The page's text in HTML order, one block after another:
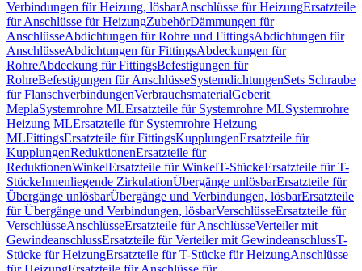
Verbindungen für Heizung, lösbarAnschlüsse für HeizungErsatzteile
für Anschlüsse für HeizungZubehörDämmungen für
AnschlüsseAbdichtungen für Rohre und FittingsAbdichtungen für
AnschlüsseAbdichtungen für FittingsAbdeckungen für
RohreAbdeckung für FittingsBefestigungen für
RohreBefestigungen für AnschlüsseSystemdichtungenSets Schraube
für FlanschverbindungenVerbrauchsmaterialGeberit
MeplaSystemrohre MLErsatzteile für Systemrohre MLSystemrohre
Heizung MLErsatzteile für Systemrohre Heizung
MLFittingsErsatzteile für FittingsKupplungenErsatzteile für
KupplungenReduktionenErsatzteile für
ReduktionenWinkelErsatzteile für WinkelT-StückeErsatzteile für T-
StückeInnenliegende ZirkulationÜbergänge unlösbarErsatzteile für
Übergänge unlösbarÜbergänge und Verbindungen, lösbarErsatzteile
für Übergänge und Verbindungen, lösbarVerschlüsseErsatzteile für
VerschlüsseAnschlüsseErsatzteile für AnschlüsseVerteiler mit
GewindeanschlussErsatzteile für Verteiler mit GewindeanschlussT-
Stücke für HeizungErsatzteile für T-Stücke für HeizungAnschlüsse